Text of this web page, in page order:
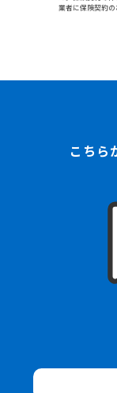
業者に保険契約の
こちら